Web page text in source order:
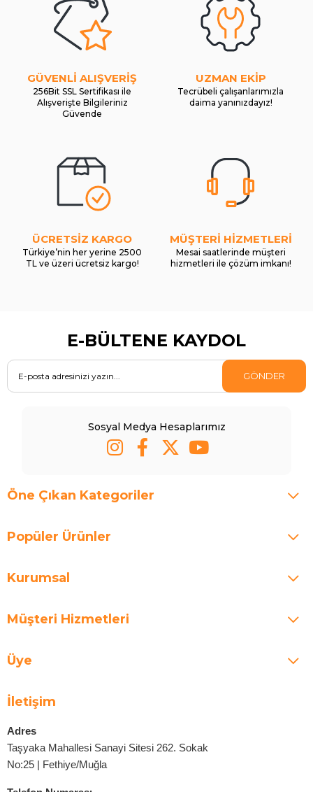
GÜVENLİ ALIŞVERİŞ
256Bit SSL Sertifikası ile
Alışverişte Bilgileriniz
Güvende
UZMAN EKİP
Tecrübeli çalışanlarımızla
daima yanınızdayız!
ÜCRETSİZ KARGO
Türkiye’nin her yerine 2500
TL ve üzeri ücretsiz kargo!
MÜŞTERİ HİZMETLERİ
Mesai saatlerinde müşteri
hizmetleri ile çözüm imkanı!
E-BÜLTENE KAYDOL
GÖNDER
Sosyal Medya Hesaplarımız
Öne Çıkan Kategoriler
Popüler Ürünler
Kurumsal
Müşteri Hizmetleri
Üye
İletişim
Adres
Taşyaka Mahallesi Sanayi Sitesi 262. Sokak
No:25 | Fethiye/Muğla